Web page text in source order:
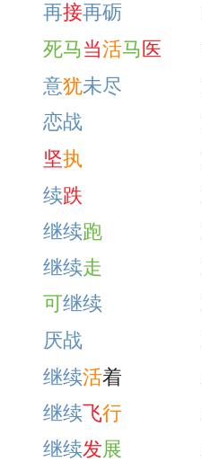
再接再砺
死马当活马 医
意犹未尽
恋战
坚执
续跌
继续跑
继续走
可继续
厌战
继续活着
继续飞行
继续发展